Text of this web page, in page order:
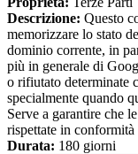
Descrizione: Questo
memorizzare lo stato
dominio corrente, in
più in generale di
o rifiutato determinate
specialmente quando
Serve a garantire che
rispettate in
Durata: 180 giorni